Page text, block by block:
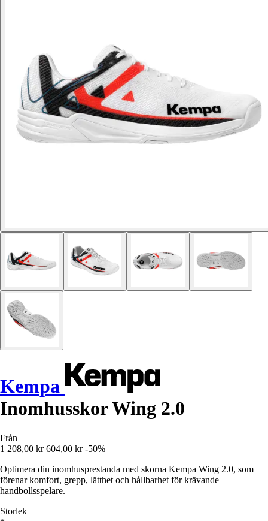
Kempa
Inomhusskor Wing 2.0
Från
1 208,00 kr 604,00 kr -50%
Optimera din inomhusprestanda med skorna Kempa Wing 2.0, som
förenar komfort, grepp, lätthet och hållbarhet för krävande
handbollsspelare.
Storlek